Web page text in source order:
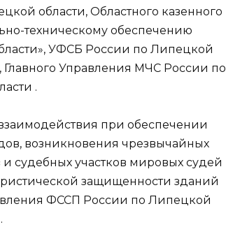
области, Областного казенного
техническому обеспечению
УФСБ России по Липецкой
Управления МЧС России по
.
при обеспечении
возникновения чрезвычайных
судебных участков мировых судей
защищенности зданий
ФССП России по Липецкой